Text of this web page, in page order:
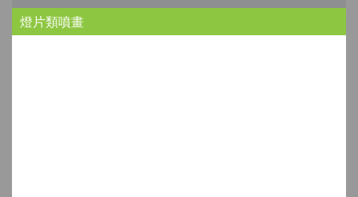
燈片類噴畫